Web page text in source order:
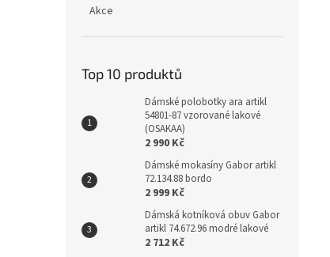
Akce
Top 10 produktů
Dámské polobotky ara artikl
54801-87 vzorované lakové
(OSAKAA)
2 990 Kč
Dámské mokasíny Gabor artikl
72.134.88 bordo
2 999 Kč
Dámská kotníková obuv Gabor
artikl 74.672.96 modré lakové
2 712 Kč